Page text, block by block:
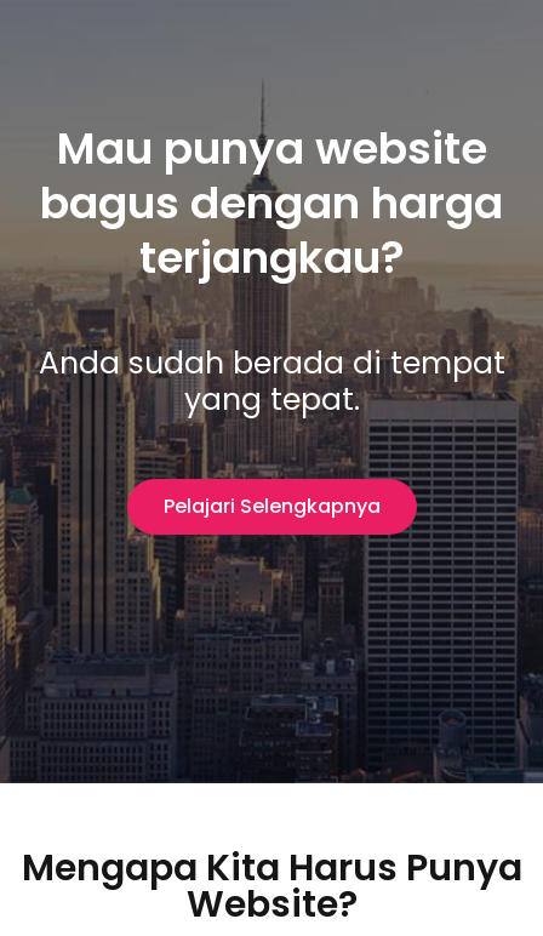
e
n
t
Mau punya website
bagus dengan harga
terjangkau?
Anda sudah berada di tempat
yang tepat.
Pelajari Selengkapnya
Mengapa Kita Harus Punya
Website?